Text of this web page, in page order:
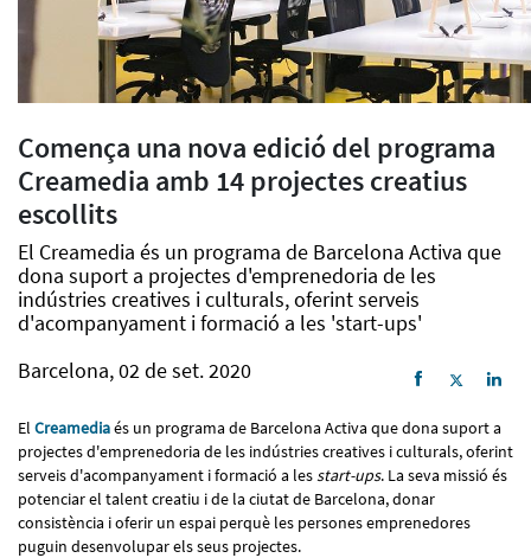
Comença una nova edició del programa
Creamedia amb 14 projectes creatius
escollits
El Creamedia és un programa de Barcelona Activa que
dona suport a projectes d'emprenedoria de les
indústries creatives i culturals, oferint serveis
d'acompanyament i formació a les 'start-ups'
Barcelona, 02 de set. 2020
El Creamediaés un programa de Barcelona Activa que dona suport a
projectes d'emprenedoria de les indústries creatives i culturals, oferint
serveis d'acompanyament i formació a lesstart-ups. La seva missió és
potenciar el talent creatiu i de la ciutat de Barcelona, donar
consistència i oferir un espai perquè les persones emprenedores
puguin desenvolupar els seus projectes.